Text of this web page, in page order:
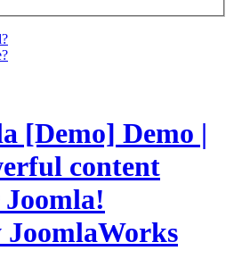
[Demo] Demo |
content
JoomlaWorks